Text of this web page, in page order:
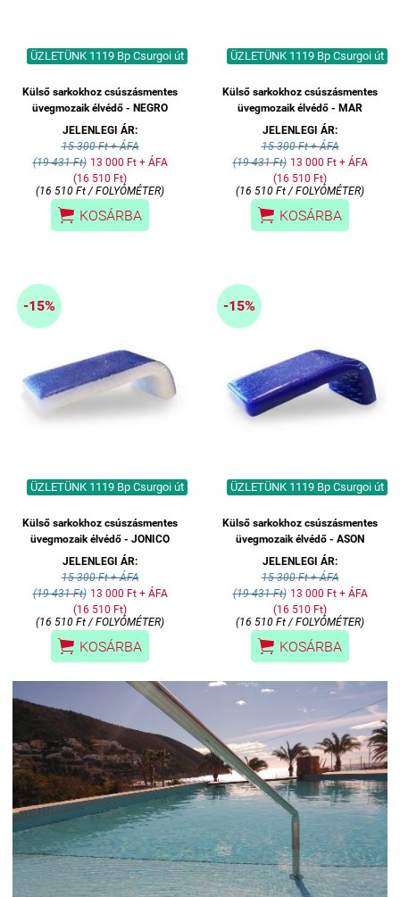
ÜZLETÜNK 1119 Bp Csurgoi út
Külső sarkokhoz csúszásmentes
üvegmozaik élvédő - NEGRO
JELENLEGI ÁR:
15 300 Ft + ÁFA
(19 431 Ft) 13 000 Ft + ÁFA
(16 510 Ft)
(16 510 Ft / FOLYÓMÉTER)
 KOSÁRBA
ÜZLETÜNK 1119 Bp Csurgoi út
Külső sarkokhoz csúszásmentes
üvegmozaik élvédő - MAR
JELENLEGI ÁR:
15 300 Ft + ÁFA
(19 431 Ft) 13 000 Ft + ÁFA
(16 510 Ft)
(16 510 Ft / FOLYÓMÉTER)
 KOSÁRBA
-15%
ÜZLETÜNK 1119 Bp Csurgoi út
Külső sarkokhoz csúszásmentes
üvegmozaik élvédő - JONICO
JELENLEGI ÁR:
15 300 Ft + ÁFA
(19 431 Ft) 13 000 Ft + ÁFA
(16 510 Ft)
(16 510 Ft / FOLYÓMÉTER)
 KOSÁRBA
-15%
ÜZLETÜNK 1119 Bp Csurgoi út
Külső sarkokhoz csúszásmentes
üvegmozaik élvédő - ASON
JELENLEGI ÁR:
15 300 Ft + ÁFA
(19 431 Ft) 13 000 Ft + ÁFA
(16 510 Ft)
(16 510 Ft / FOLYÓMÉTER)
 KOSÁRBA